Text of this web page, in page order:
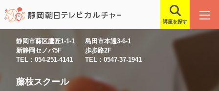
講座を探す
静岡市葵区鷹匠1-1-1
新静岡セノバ5F
TEL：054-251-4141
島田市本通3-6-1
歩歩路2F
TEL：0547-37-1941
藤枝スクール